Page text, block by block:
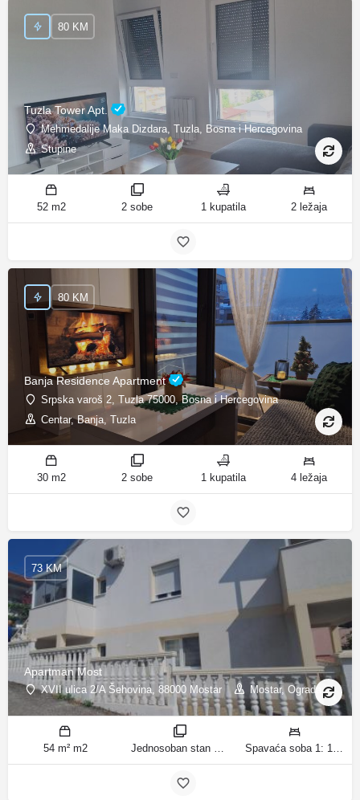
Tuzla Tower Apt.
Mehmedalije Maka Dizdara, Tuzla, Bosna i Hercegovina
Stupine
80 KM
52 m2 2 sobe 1 kupatila 2 ležaja
Banja Residence Apartment
Srpska varoš 2, Tuzla 75000, Bosna i Hercegovina
Centar, Banja, Tuzla
80 KM
30 m2 2 sobe 1 kupatila 4 ležaja
Apartman Most
XVII ulica 2/A Šehovina, 88000 Mostar Mostar, Ograda
73 KM
54 m² m2 Jednosoban stan sobe Spavaća soba 1: 1 bračni krevet | Dnevni boravak: 1 kauč na razvlačenje ležaja